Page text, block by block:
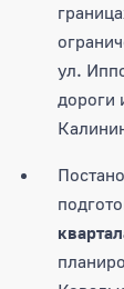
ул.
дороги